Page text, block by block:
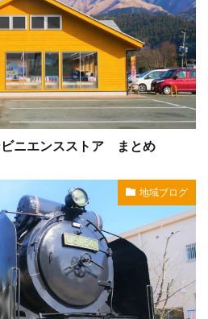
ビニエンスストア まとめ
地域ブログ